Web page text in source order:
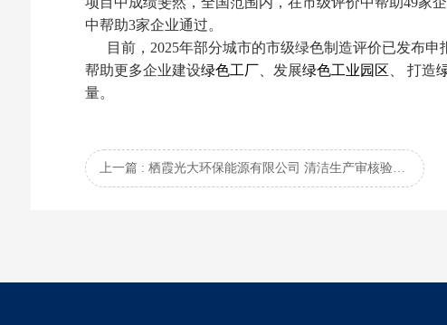
中帮助3家企业通过。
目前，2025年部分城市的市级绿色制造评价已发布
帮助更多企业建设绿色工厂、发展绿色工业园区 、 打造
量。
上一篇 : 栖霞光大环保能源有限公司 清洁生产审核验收公示